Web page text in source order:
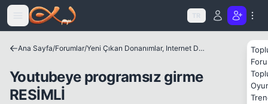
Icerige atla
TR
Ana Sayfa/Forumlar/ Yeni Çıkan Donanımlar, Internet Dünyası ve Benzer Konular
Youtubeye programsız girme
RESİMLİ
Kapat